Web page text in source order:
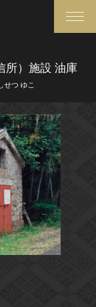
さらに詳細検索
関連記事等
術館の皆さまへ
ご挨拶
ころ
覧
について
所）施設 油庫
せつ ゆこ